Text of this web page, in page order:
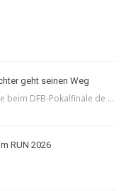
geht seinen Weg
beim DFB-Pokalfinale de ...
RUN 2026